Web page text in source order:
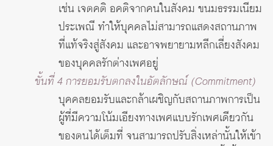
เช่น เจตคติ อคติจากคนในสังคม ขนมธรรมเนียม
ประเพณี ทำให้บุคคลไม่สามารถแสดงสถานภาพ
ที่แท้จริงสู่สังคม และอาจพยายามหลีกเลี่ยงสังคม
ของบุคคลรักต่างเพศอยู่
ขั้นที่ 4 การยอมรับตกลงในอัตลักษณ์ (Commitment)
บุคคลยอมรับและกล้าเผชิญกับสถานภาพการเป็น
ผู้ที่มีความโน้มเอียงทางเพศแบบรักเพศเดียวกัน
ของตนได้เต็มที่ จนสามารถปรับสิ่งเหล่านั้นให้เข้า